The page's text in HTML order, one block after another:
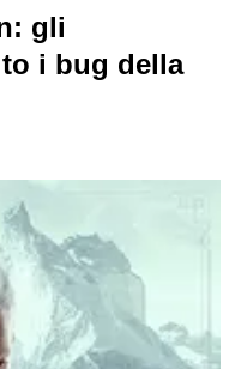
gli
i bug della